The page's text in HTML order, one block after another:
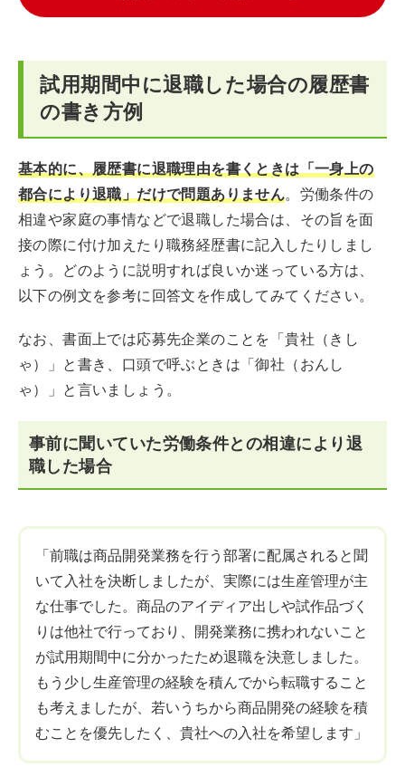
試用期間中に退職した場合の履歴書
の書き方例
基本的に、履歴書に退職理由を書くときは「一身上の
都合により退職」だけで問題ありません。労働条件の
相違や家庭の事情などで退職した場合は、その旨を面
接の際に付け加えたり職務経歴書に記入したりしまし
ょう。どのように説明すれば良いか迷っている方は、
以下の例文を参考に回答文を作成してみてください。
なお、書面上では応募先企業のことを「貴社（きし
ゃ）」と書き、口頭で呼ぶときは「御社（おんし
ゃ）」と言いましょう。
事前に聞いていた労働条件との相違により退
職した場合
「前職は商品開発業務を行う部署に配属されると聞
いて入社を決断しましたが、実際には生産管理が主
な仕事でした。商品のアイディア出しや試作品づく
りは他社で行っており、開発業務に携われないこと
が試用期間中に分かったため退職を決意しました。
もう少し生産管理の経験を積んでから転職すること
も考えましたが、若いうちから商品開発の経験を積
むことを優先したく、貴社への入社を希望します」